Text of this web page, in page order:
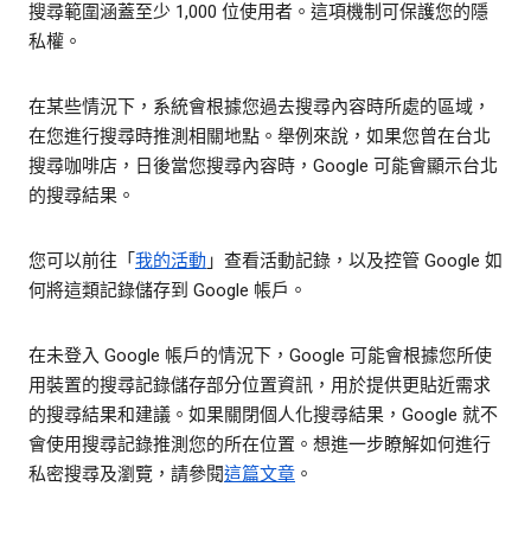
搜尋範圍涵蓋至少 1,000 位使用者。這項機制可保護您的隱
私權。
在某些情況下，系統會根據您過去搜尋內容時所處的區域，
在您進行搜尋時推測相關地點。舉例來說，如果您曾在台北
搜尋咖啡店，日後當您搜尋內容時，Google 可能會顯示台北
的搜尋結果。
您可以前往「 我的活動 」查看活動記錄，以及控管 Google 如
何將這類記錄儲存到 Google 帳戶。
在未登入 Google 帳戶的情況下，Google 可能會根據您所使
用裝置的搜尋記錄儲存部分位置資訊，用於提供更貼近需求
的搜尋結果和建議。如果關閉個人化搜尋結果，Google 就不
會使用搜尋記錄推測您的所在位置。想進一步瞭解如何進行
私密搜尋及瀏覽，請參閱這篇文章 。